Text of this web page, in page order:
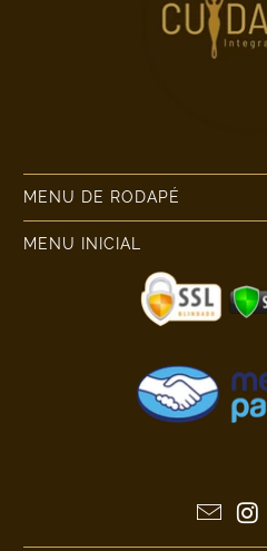
MENU DE RODAPÉ
MENU INICIAL